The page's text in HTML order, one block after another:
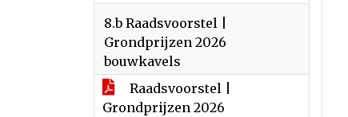
8.b Raadsvoorstel |
Grondprijzen 2026
bouwkavels
Raadsvoorstel |
Grondprijzen 2026